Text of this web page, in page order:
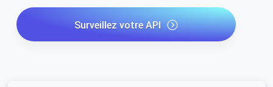
Surveillez votre API